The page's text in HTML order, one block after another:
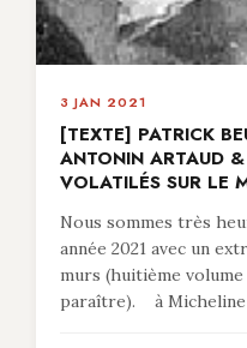
3 JAN 2021
[TEXTE] PATRICK
ANTONIN ARTAUD
VOLATILÉS SUR LE
Nous sommes très
année 2021 avec un
murs (huitième volume
paraître). à Micheline